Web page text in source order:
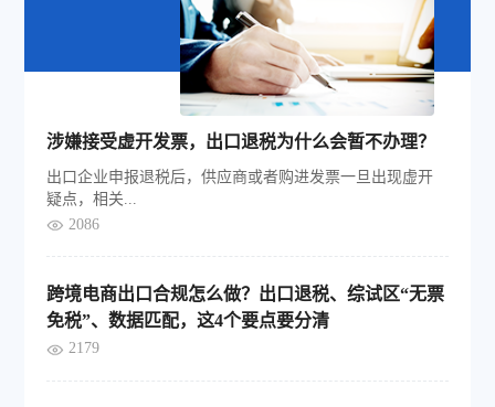
涉嫌接受虚开发票，出口退税为什么会暂不办理？
出口企业申报退税后，供应商或者购进发票一旦出现虚开
疑点，相关...
2086
跨境电商出口合规怎么做？出口退税、综试区“无票
免税”、数据匹配，这4个要点要分清
2179